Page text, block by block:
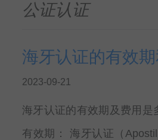
公证认证
海牙认证的有效
2023-09-21
海牙认证的有效期及费用
有效期： 海牙认证（